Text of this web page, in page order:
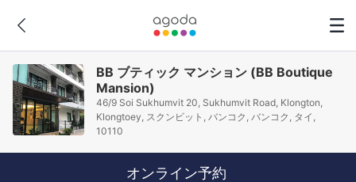
BB ブティック マンション (BB Boutique
Mansion)
46/9 Soi Sukhumvit 20, Sukhumvit Road, Klongton,
Klongtoey, スクンビット, バンコク, バンコク, タイ,
10110
オンライン予約